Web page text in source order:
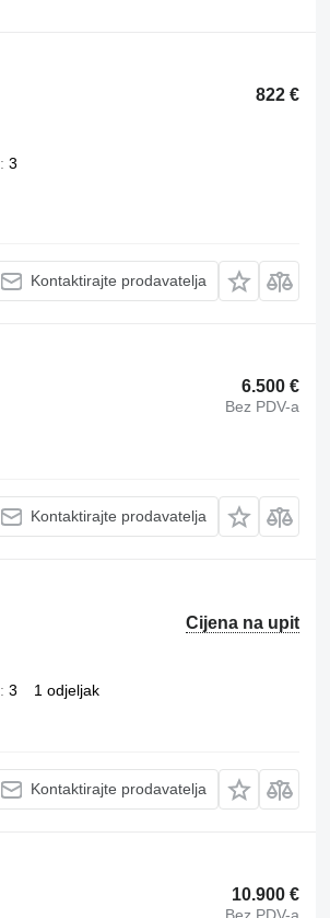
822 €
3
Kontaktirajte prodavatelja
6.500 €
Bez PDV-a
Kontaktirajte prodavatelja
Cijena na upit
3 1 odjeljak
Kontaktirajte prodavatelja
10.900 €